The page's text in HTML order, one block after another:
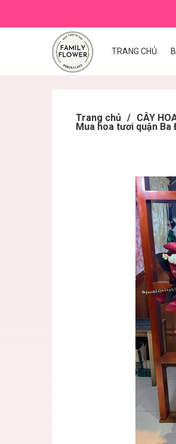
TRANG CHỦ
Trang chủ / CÂY
Mua hoa tươi quận Ba